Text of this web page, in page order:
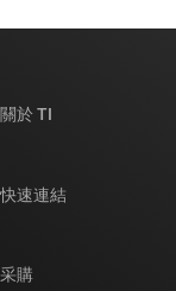
關於 TI
快速連結
采購